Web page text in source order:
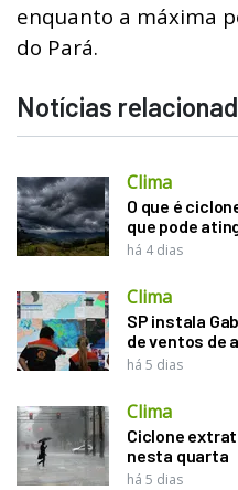
enquanto a máxima
do Pará.
Notícias
Clima
O que é
que pode
há 4 dias
Clima
SP instala
de ventos de
há 5 dias
Clima
Ciclone
nesta quarta
há 5 dias